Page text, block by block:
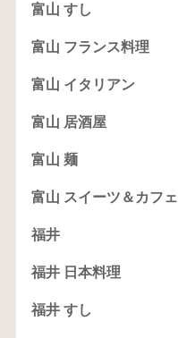
富山 すし
富山 フランス料理
富山 イタリアン
富山 居酒屋
富山 麺
富山 スイーツ＆カフェ
福井
福井 日本料理
福井 すし